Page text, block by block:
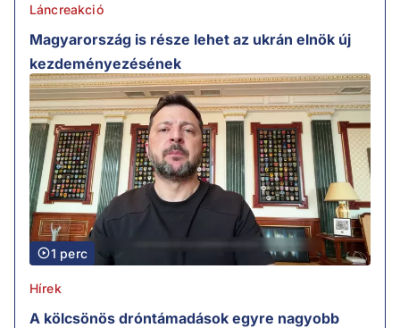
Láncreakció
Magyarország is része lehet az ukrán elnök új
kezdeményezésének
1 perc
Hírek
A kölcsönös dróntámadások egyre nagyobb